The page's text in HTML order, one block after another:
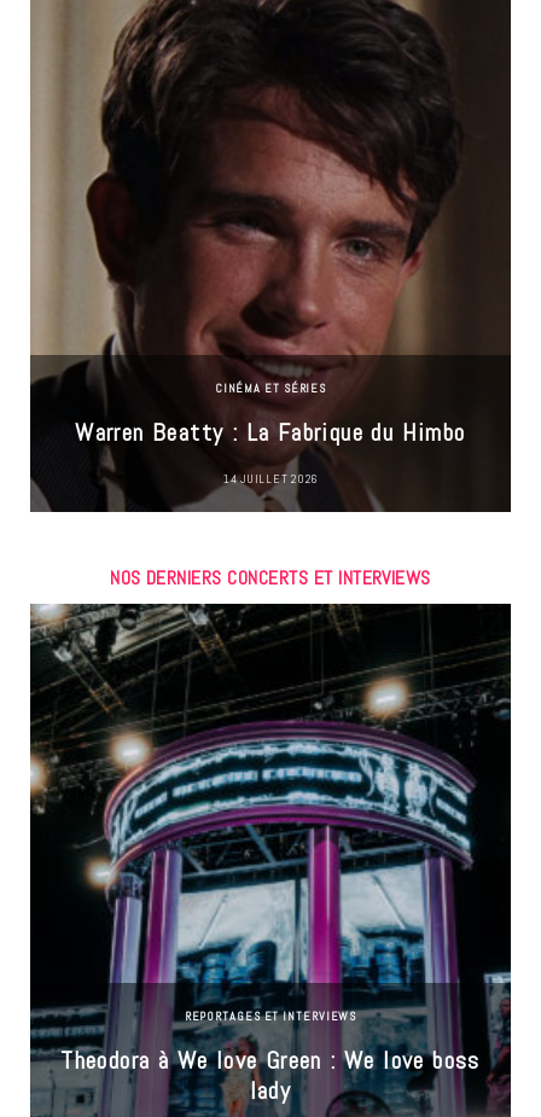
CINÉMA ET SÉRIES
Warren Beatty : La Fabrique du Himbo
14 JUILLET 2026
NOS DERNIERS CONCERTS ET INTERVIEWS
REPORTAGES ET INTERVIEWS
Theodora à We love Green : We love boss
lady